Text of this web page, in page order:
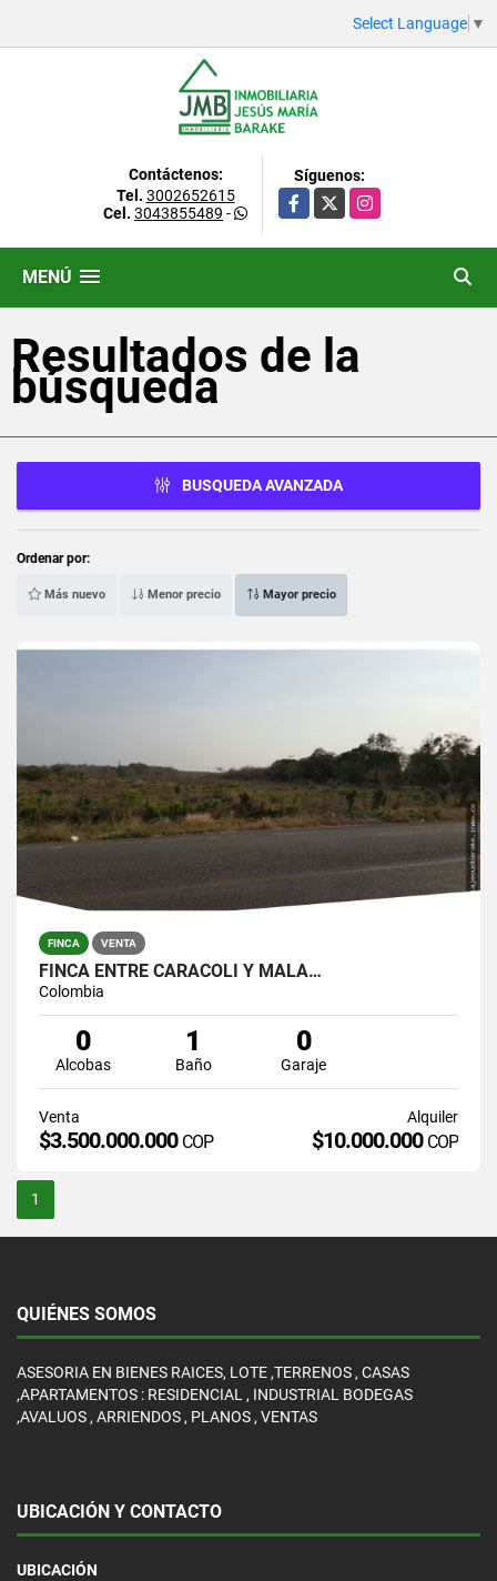
Select Language ▼
Contáctenos:
Tel. 3002652615
Cel. 3043855489 -
Síguenos:
Facebook
X Instagram
MENÚ
Resultados de la
búsqueda
BUSQUEDA AVANZADA
Ordenar por:
Más nuevo Menor precio Mayor precio
FINCA VENTA
FINCA ENTRE CARACOLI Y MALA…
Colombia
0
Alcobas
1
Baño
0
Garaje
Venta
$3.500.000.000 COP
Alquiler
$10.000.000 COP
1
QUIÉNES SOMOS
ASESORIA EN BIENES RAICES, LOTE ,TERRENOS , CASAS
,APARTAMENTOS : RESIDENCIAL , INDUSTRIAL BODEGAS
,AVALUOS , ARRIENDOS , PLANOS , VENTAS
UBICACIÓN Y CONTACTO
UBICACIÓN